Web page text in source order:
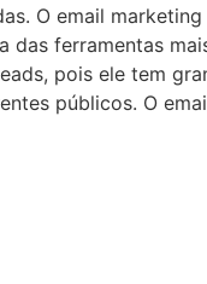
O email marketing
das ferramentas
pois ele tem
públicos. O